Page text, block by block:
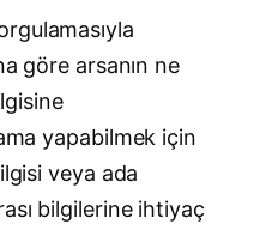
göre arsanın ne
yapabilmek için
veya ada
bilgilerine ihtiyaç